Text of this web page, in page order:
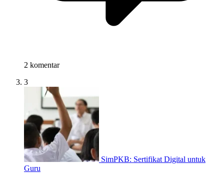
2 komentar
3
SimPKB: Sertifikat Digital untuk
Guru